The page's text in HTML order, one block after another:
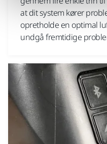
at dit system kører
opretholde en optimal
undgå fremtidige